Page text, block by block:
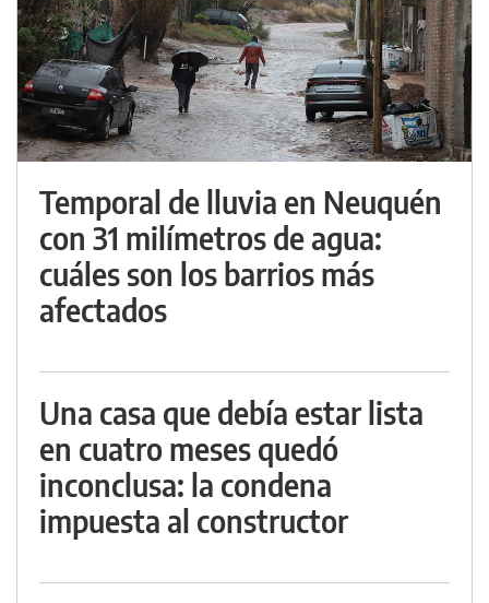
Temporal de lluvia en Neuquén
con 31 milímetros de agua:
cuáles son los barrios más
afectados
Una casa que debía estar lista
en cuatro meses quedó
inconclusa: la condena
impuesta al constructor